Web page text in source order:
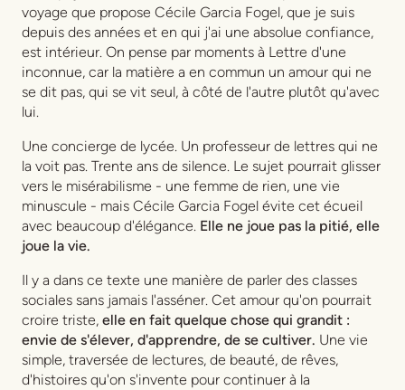
voyage que propose Cécile Garcia Fogel, que je suis
depuis des années et en qui j'ai une absolue confiance,
est intérieur. On pense par moments à Lettre d'une
inconnue, car la matière a en commun un amour qui ne
se dit pas, qui se vit seul, à côté de l'autre plutôt qu'avec
lui.
Une concierge de lycée. Un professeur de lettres qui ne
la voit pas. Trente ans de silence. Le sujet pourrait glisser
vers le misérabilisme - une femme de rien, une vie
minuscule - mais Cécile Garcia Fogel évite cet écueil
avec beaucoup d'élégance. Elle ne joue pas la pitié, elle
joue la vie.
Il y a dans ce texte une manière de parler des classes
sociales sans jamais l'asséner. Cet amour qu'on pourrait
croire triste, elle en fait quelque chose qui grandit :
envie de s'élever, d'apprendre, de se cultiver. Une vie
simple, traversée de lectures, de beauté, de rêves,
d'histoires qu'on s'invente pour continuer à la